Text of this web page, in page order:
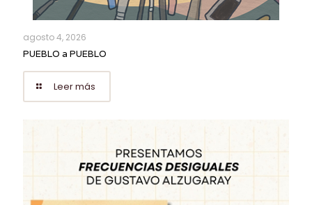
agosto 4, 2026
PUEBLO a PUEBLO
Leer más